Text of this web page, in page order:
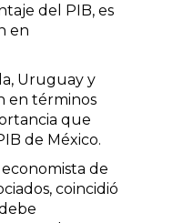
del PIB, es
en
Uruguay y
en términos
que
de México.
de
coincidió